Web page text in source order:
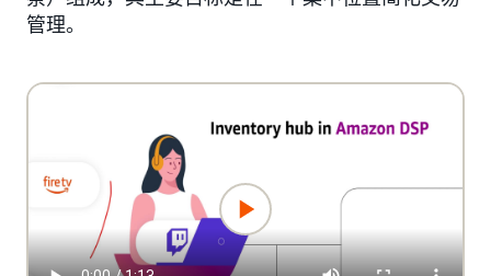
管理。